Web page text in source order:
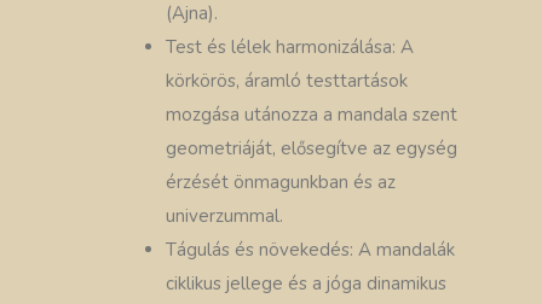
(Ajna).
Test és lélek harmonizálása: A
körkörös, áramló testtartások
mozgása utánozza a mandala szent
geometriáját, elősegítve az egység
érzését önmagunkban és az
univerzummal.
Tágulás és növekedés: A mandalák
ciklikus jellege és a jóga dinamikus